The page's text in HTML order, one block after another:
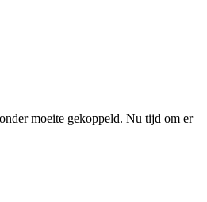
moeite gekoppeld. Nu tijd om er